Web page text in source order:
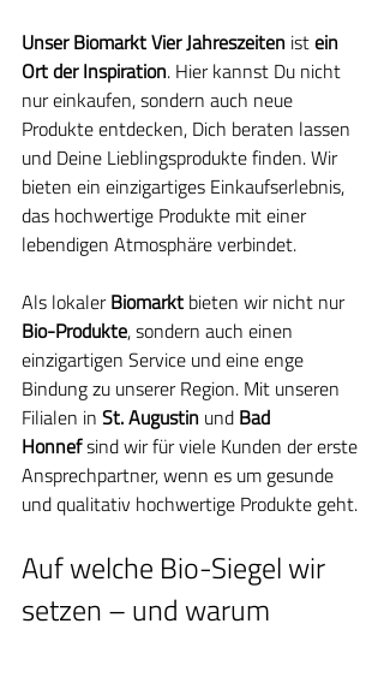
Unser Biomarkt Vier Jahreszeiten ist ein
Ort der Inspiration. Hier kannst Du nicht
nur einkaufen, sondern auch neue
Produkte entdecken, Dich beraten lassen
und Deine Lieblingsprodukte finden. Wir
bieten ein einzigartiges Einkaufserlebnis,
das hochwertige Produkte mit einer
lebendigen Atmosphäre verbindet.
Als lokaler Biomarkt bieten wir nicht nur
Bio-Produkte, sondern auch einen
einzigartigen Service und eine enge
Bindung zu unserer Region. Mit unseren
Filialen in St. Augustin und Bad
Honnef sind wir für viele Kunden der erste
Ansprechpartner, wenn es um gesunde
und qualitativ hochwertige Produkte geht.
Auf welche Bio-Siegel wir
setzen – und warum